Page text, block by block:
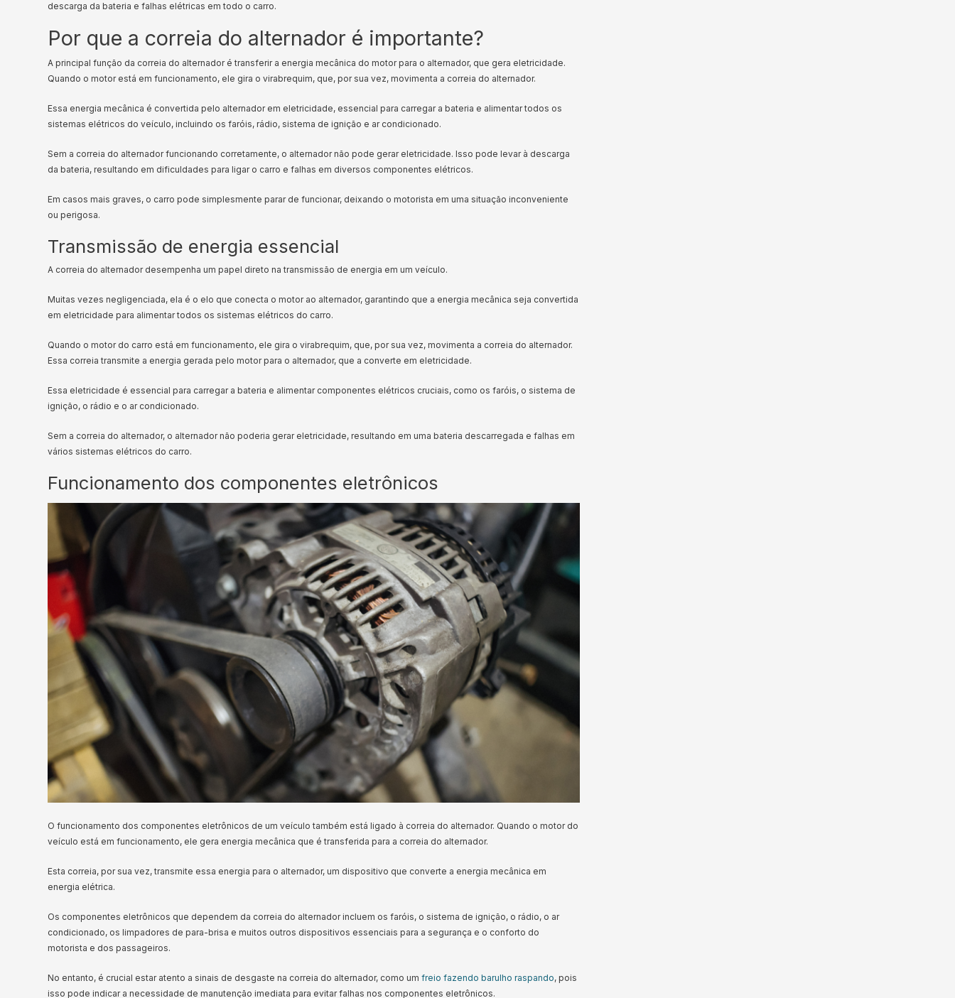
descarga da bateria e falhas elétricas em todo o carro.
Por que a correia do alternador é importante?
A principal função da correia do alternador é transferir a energia mecânica do motor para o alternador, que gera eletricidade.
Quando o motor está em funcionamento, ele gira o virabrequim, que, por sua vez, movimenta a correia do alternador.
Essa energia mecânica é convertida pelo alternador em eletricidade, essencial para carregar a bateria e alimentar todos os
sistemas elétricos do veículo, incluindo os faróis, rádio, sistema de ignição e ar condicionado.
Sem a correia do alternador funcionando corretamente, o alternador não pode gerar eletricidade. Isso pode levar à descarga
da bateria, resultando em dificuldades para ligar o carro e falhas em diversos componentes elétricos.
Em casos mais graves, o carro pode simplesmente parar de funcionar, deixando o motorista em uma situação inconveniente
ou perigosa.
Transmissão de energia essencial
A correia do alternador desempenha um papel direto na transmissão de energia em um veículo.
Muitas vezes negligenciada, ela é o elo que conecta o motor ao alternador, garantindo que a energia mecânica seja convertida
em eletricidade para alimentar todos os sistemas elétricos do carro.
Quando o motor do carro está em funcionamento, ele gira o virabrequim, que, por sua vez, movimenta a correia do alternador.
Essa correia transmite a energia gerada pelo motor para o alternador, que a converte em eletricidade.
Essa eletricidade é essencial para carregar a bateria e alimentar componentes elétricos cruciais, como os faróis, o sistema de
ignição, o rádio e o ar condicionado.
Sem a correia do alternador, o alternador não poderia gerar eletricidade, resultando em uma bateria descarregada e falhas em
vários sistemas elétricos do carro.
Funcionamento dos componentes eletrônicos
O funcionamento dos componentes eletrônicos de um veículo também está ligado à correia do alternador. Quando o motor do
veículo está em funcionamento, ele gera energia mecânica que é transferida para a correia do alternador.
Esta correia, por sua vez, transmite essa energia para o alternador, um dispositivo que converte a energia mecânica em
energia elétrica.
Os componentes eletrônicos que dependem da correia do alternador incluem os faróis, o sistema de ignição, o rádio, o ar
condicionado, os limpadores de para-brisa e muitos outros dispositivos essenciais para a segurança e o conforto do
motorista e dos passageiros.
No entanto, é crucial estar atento a sinais de desgaste na correia do alternador, como um freio fazendo barulho raspando, pois
isso pode indicar a necessidade de manutenção imediata para evitar falhas nos componentes eletrônicos.